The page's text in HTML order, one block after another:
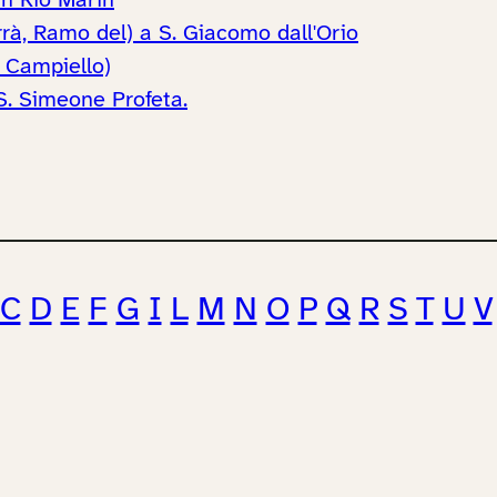
Ramo del) a S. Giacomo dall'Orio
Campiello)
Simeone Profeta.
C D E F G I L M N O P Q R S T U V